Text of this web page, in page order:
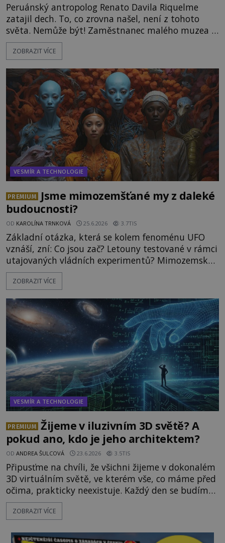
Peruánský antropolog Renato Davila Riquelme
zatajil dech. To, co zrovna našel, není z tohoto
světa. Nemůže být! Zaměstnanec malého muzea v
peruánském městečku Andahuaylillas nedaleko
legendárního Cuzca pomalu sestupuje z posvátné
Právě nalezl ostatky dvou mimozemšťanů! Vědci
nad nálezem kroutí hlavou. Už na
ZOBRAZIT VÍCE
VESMÍR A TECHNOLOGIE
PREMIUM
Jsme mimozemšťané my z daleké
budoucnosti?
OD KAROLÍNA TRNKOVÁ 25.6.2026 3.7TIS
Základní otázka, která se kolem fenoménu UFO
vznáší, zní: Co jsou zač? Letouny testované v rámci
utajovaných vládních experimentů? Mimozemské
vesmírné lodě plnící na Zemi nám neznámý úkol?
Skokani mezi dimenzemi, putující po mostech
možnostech již desítky let vzrušeně diskutují
vědci, ufologo
ZOBRAZIT VÍCE
VESMÍR A TECHNOLOGIE
PREMIUM
Žijeme v iluzivním 3D světě? A
pokud ano, kdo je jeho architektem?
OD ANDREA ŠULCOVÁ 23.6.2026 3.5TIS
Připusťme na chvíli, že všichni žijeme v dokonalém
3D virtuálním světě, ve kterém vše, co máme před
očima, prakticky neexistuje. Každý den se budíme
do počítačové simulace, která je do určité míry k
nerozeznání od skutečného světa. Tato
skutečnosti však jde o seriózní filozofickou hypoté
ZOBRAZIT VÍCE